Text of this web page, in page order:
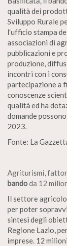
qualità dei
Sviluppo Rurale
l’ufficio stampa
associazioni di
pubblicazioni e
produzione,
incontri con i
partecipazione a
conoscenze
qualità ed ha
domande
2023.
Fonte: La
Agriturismi,
bandoda 12
Il settore
per poter
sintesi degli
Regione Lazio,
imprese. 12